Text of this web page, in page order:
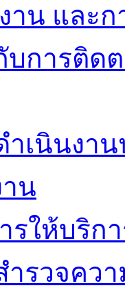
าน และ
บการติด
ำเนินงา
น
รให้บริก
ำรวจคว